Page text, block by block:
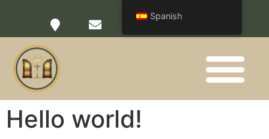
Hello world!
Spanish